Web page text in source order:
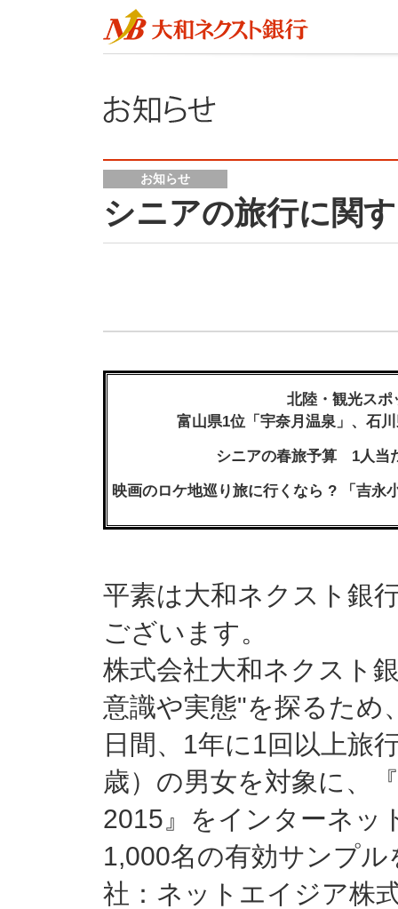
お知らせ
シニアの旅行に関
北陸・観光ス
富山県1位「宇奈月温泉」、石
シニアの春旅予算 1人当
映画のロケ地巡り旅に行くなら ? 「吉永
平素は大和ネクスト銀
ございます。
株式会社大和ネクスト
意識や実態"を探るため
日間、1年に1回以上旅
歳）の男女を対象に、
2015』をインターネッ
1,000名の有効サンプ
社：ネットエイジア株